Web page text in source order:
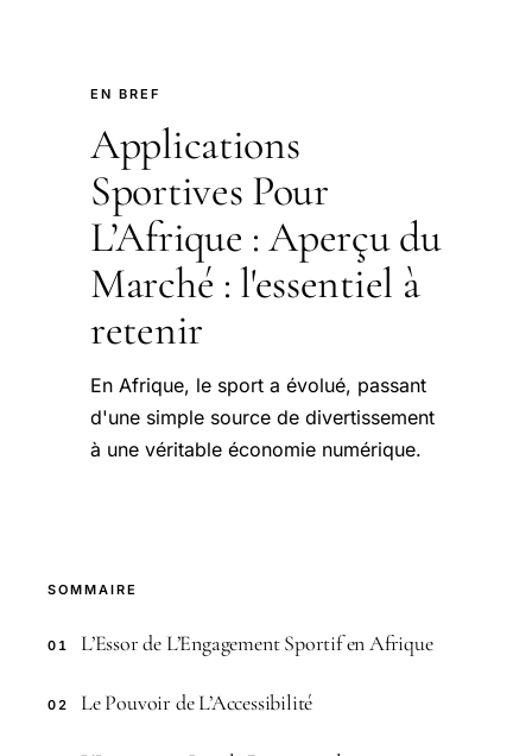
EN BREF
Applications
Sportives Pour
L’Afrique : Aperçu du
Marché : l'essentiel à
retenir
En Afrique, le sport a évolué, passant
d'une simple source de divertissement
à une véritable économie numérique.
SOMMAIRE
01 L’Essor de L’Engagement Sportif en Afrique
02 Le Pouvoir de L’Accessibilité